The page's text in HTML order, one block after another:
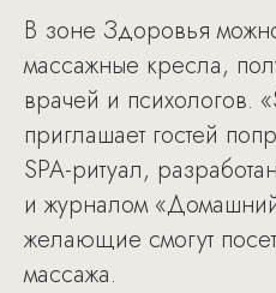
В зоне Здоровья
массажные кресла,
врачей и психологов.
приглашает гостей
SPA-ритуал,
и журналом
желающие смогут
массажа.